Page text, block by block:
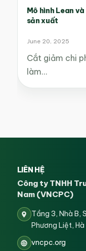
Mô hình Lean
sản xuất
June 20, 2025
Cắt giảm chi
làm…
LIÊN HỆ
Công ty TNHH
Nam (VNCPC)
Tầng 3, Nhà B,
Phương Liệt,
vncpc.org